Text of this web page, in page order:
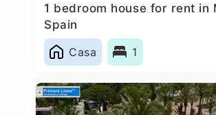
1 bedroom house for rent in
Spain
Casa
1